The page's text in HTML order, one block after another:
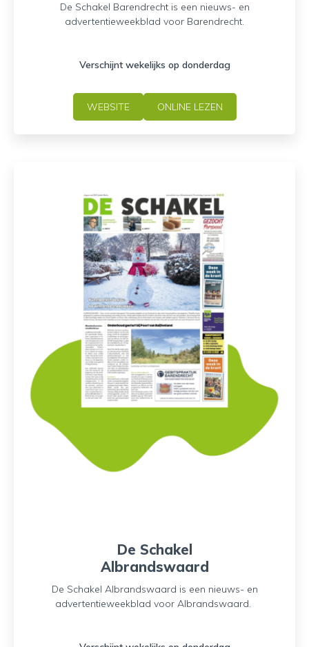
De Schakel Barendrecht is een nieuws- en
advertentieweekblad voor Barendrecht.
Verschijnt wekelijks op donderdag
WEBSITE ONLINE LEZEN
De Schakel
Albrandswaard
De Schakel Albrandswaard is een nieuws- en
advertentieweekblad voor Albrandswaard.